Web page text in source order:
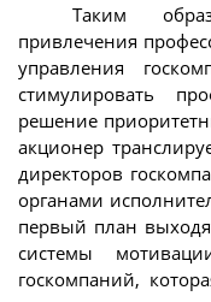
Таким
привлечения
управления
стимулировать
решение
акционер
директоров
органами
первый план
системы
госкомпаний,